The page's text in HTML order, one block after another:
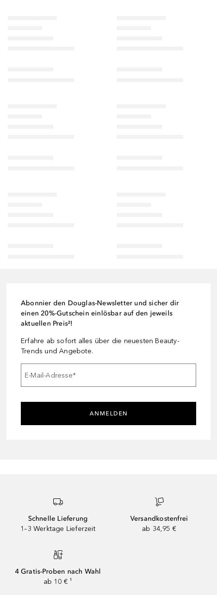
Abonnier den Douglas-Newsletter und sicher dir
einen 20%-Gutschein einlösbar auf den jeweils
aktuellen Preis²!
Erfahre ab sofort alles über die neuesten Beauty-
Trends und Angebote.
E-Mail-Adresse*
ANMELDEN
Schnelle Lieferung
1–3 Werktage Lieferzeit
Versandkostenfrei
ab 34,95 €
4 Gratis-Proben nach Wahl
ab 10 € ¹